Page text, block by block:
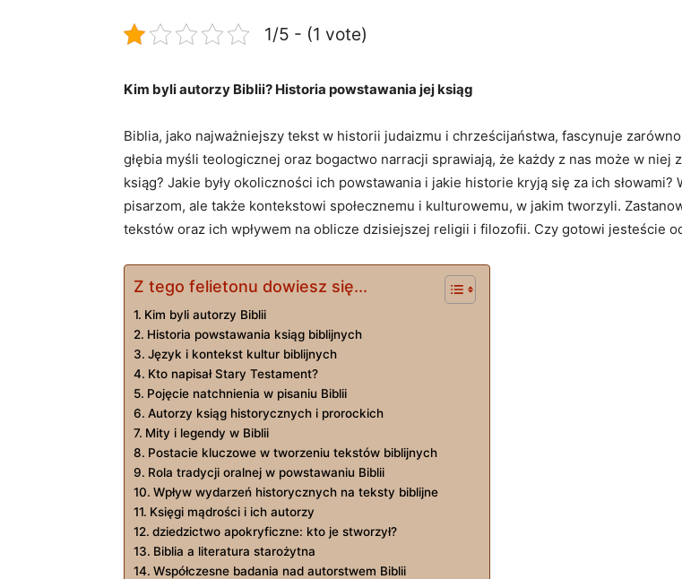
1/5 - (1 vote)
Kim byli autorzy Biblii? Historia powstawania jej ksiąg
Biblia, jako najważniejszy tekst w historii judaizmu i chrześcijaństwa, fascynuje
głębia myśli teologicznej oraz bogactwo narracji sprawiają, że każdy z nas może w
ksiąg? Jakie były okoliczności ich powstawania i jakie historie kryją się za ich
pisarzom, ale także kontekstowi społecznemu i kulturowemu, w jakim tworzyli.
tekstów oraz ich wpływem na oblicze dzisiejszej religii i filozofii. Czy gotowi jesteście
Z tego felietonu dowiesz się...
Kim byli autorzy Biblii
Historia powstawania ksiąg biblijnych
Język i kontekst kultur biblijnych
Kto napisał Stary Testament?
Pojęcie natchnienia w pisaniu Biblii
Autorzy ksiąg historycznych i prorockich
Mity i legendy w Biblii
Postacie kluczowe w tworzeniu tekstów biblijnych
Rola tradycji oralnej w powstawaniu Biblii
Wpływ wydarzeń historycznych na teksty biblijne
Księgi mądrości i ich autorzy
dziedzictwo apokryficzne: kto je stworzył?
Biblia a literatura starożytna
Współczesne badania nad autorstwem Biblii